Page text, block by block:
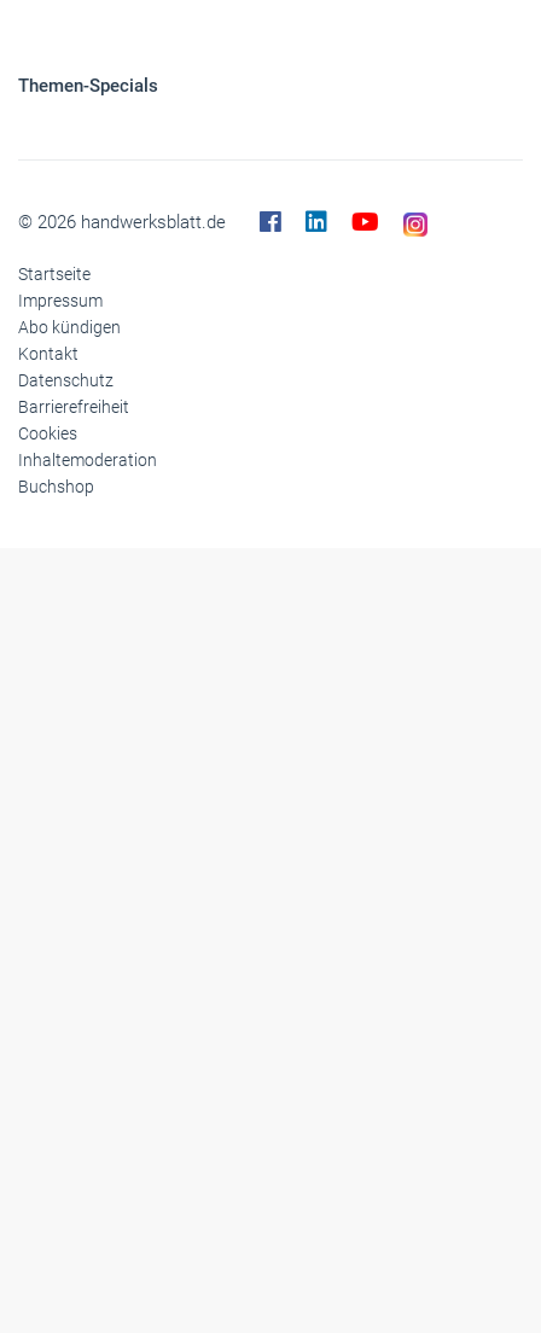
Themen-Specials
© 2026 handwerksblatt.de
Startseite
Impressum
Abo kündigen
Kontakt
Datenschutz
Barrierefreiheit
Cookies
Inhaltemoderation
Buchshop